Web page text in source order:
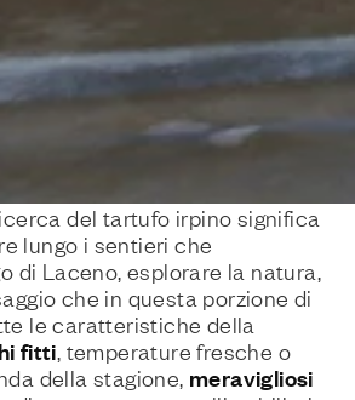
del tartufo irpino significa
lungo i sentieri che
di Laceno, esplorare la natura,
che in questa porzione di
le caratteristiche della
fitti, temperature fresche o
della stagione, meravigliosi